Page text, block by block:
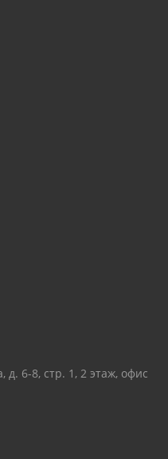
д. 6-8, стр. 1, 2 этаж, офис